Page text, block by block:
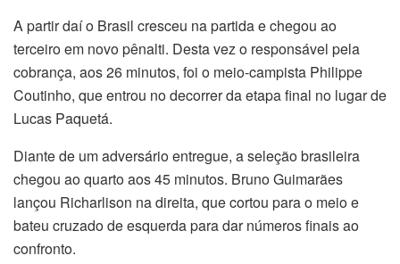
A partir daí o Brasil cresceu na partida e chegou ao
terceiro em novo pênalti. Desta vez o responsável pela
cobrança, aos 26 minutos, foi o meio-campista Philippe
Coutinho, que entrou no decorrer da etapa final no lugar de
Lucas Paquetá.
Diante de um adversário entregue, a seleção brasileira
chegou ao quarto aos 45 minutos. Bruno Guimarães
lançou Richarlison na direita, que cortou para o meio e
bateu cruzado de esquerda para dar números finais ao
confronto.